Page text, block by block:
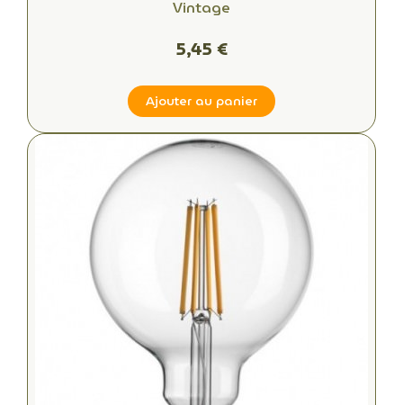
Vintage
5,45 €
Ajouter au panier